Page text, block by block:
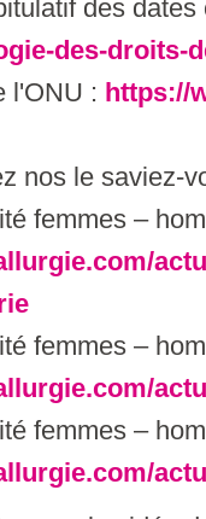
des dates
des-droits-
l'ONU : https://
nos le saviez-
femmes –
femmes –
femmes –